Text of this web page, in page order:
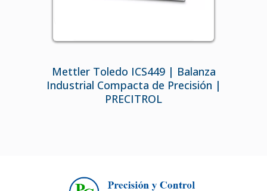
Mettler Toledo ICS449 | Balanza
Industrial Compacta de Precisión |
PRECITROL